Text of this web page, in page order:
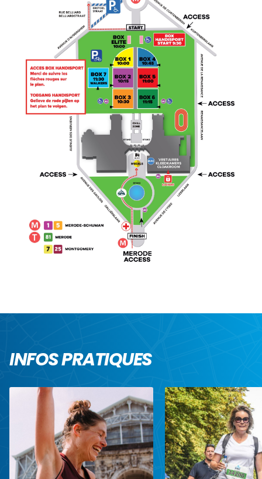
INFOS PRATIQUES